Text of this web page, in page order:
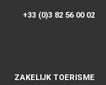
+33 (0)3 82 56 00 02
ZAKELIJK TOERISME